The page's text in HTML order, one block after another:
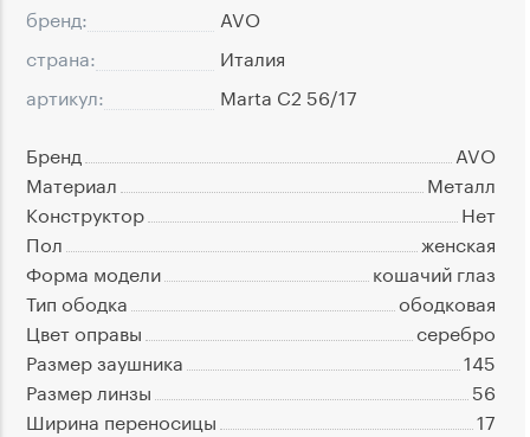
бренд:
AVO
страна:
Италия
артикул:
Marta C2 56/17
Бренд
AVO
Материал
Металл
Конструктор
Нет
Пол
женская
Форма модели
кошачий глаз
Тип ободка
ободковая
Цвет оправы
серебро
Размер заушника
145
Размер линзы
56
Ширина переносицы
17